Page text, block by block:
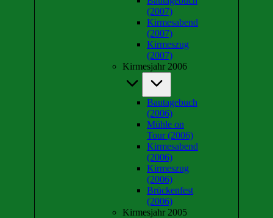
(2007)
Kirmesabend
(2007)
Kirmeszug
(2007)
Kirmesjahr 2006
Bautagebuch
(2006)
Mühle on
Tour (2006)
Kirmesabend
(2006)
Kirmeszug
(2006)
Brückenfest
(2006)
Kirmesjahr 2005